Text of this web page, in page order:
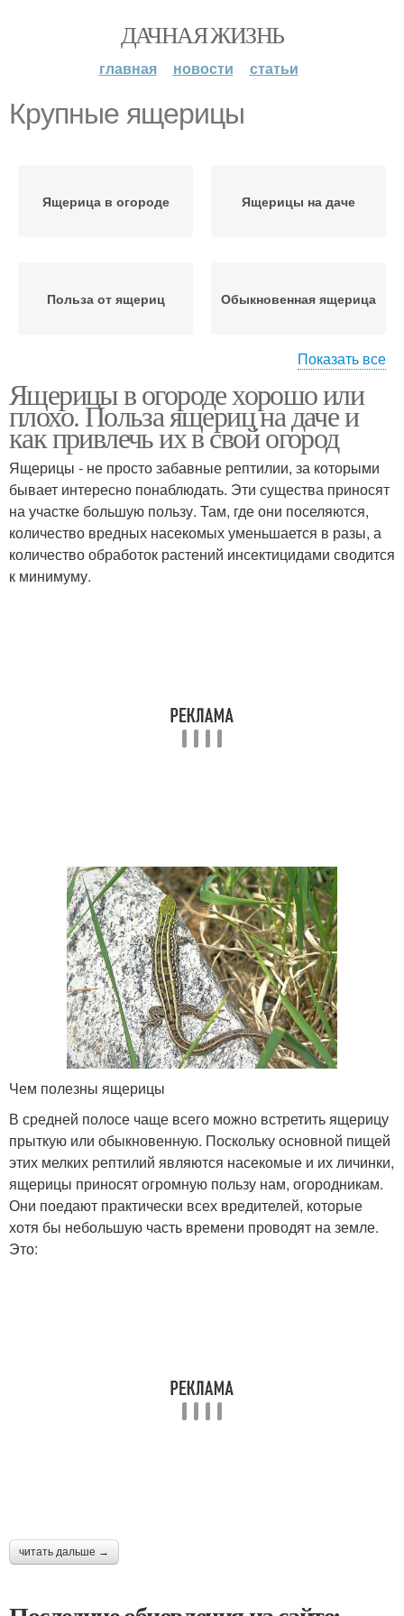
ДАЧНАЯ ЖИЗНЬ
главная новости статьи
Крупные ящерицы
Ящерица в огороде Ящерицы на даче
Польза от ящериц Обыкновенная ящерица
Ящерица в природе
Показать все
Ящерицы в огороде хорошо или
плохо. Польза ящериц на даче и
как привлечь их в свой огород
Ящерицы - не просто забавные рептилии, за которыми
бывает интересно понаблюдать. Эти существа приносят
на участке большую пользу. Там, где они поселяются,
количество вредных насекомых уменьшается в разы, а
количество обработок растений инсектицидами сводится
к минимуму.
Чем полезны ящерицы
В средней полосе чаще всего можно встретить ящерицу
прыткую или обыкновенную. Поскольку основной пищей
этих мелких рептилий являются насекомые и их личинки,
ящерицы приносят огромную пользу нам, огородникам.
Они поедают практически всех вредителей, которые
хотя бы небольшую часть времени проводят на земле.
Это:
читать дальше →